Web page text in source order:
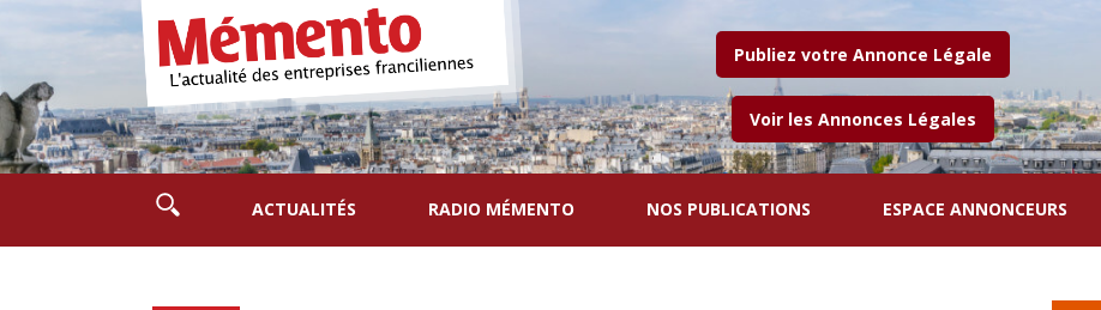
Publiez votre Annonce Légale
Voir les Annonces Légales
ACTUALITÉS RADIO MÉMENTO NOS PUBLICATIONS ESPACE ANNONCEURS